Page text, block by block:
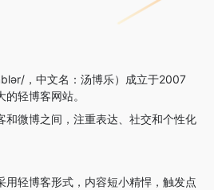
，中文名：汤博乐）成立于2007
轻博客网站。
和微博之间，注重表达、社交和个性化
用轻博客形式，内容短小精悍，触发点